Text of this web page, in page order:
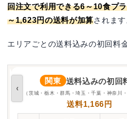
回注文で利用できる6～10食プ
～1,623円の送料が加算されます
エリアごとの送料込みの初回料
‹
関東 送料込みの初回
（茨城・栃木・群馬・埼玉・千葉・神奈川
送料1,166円